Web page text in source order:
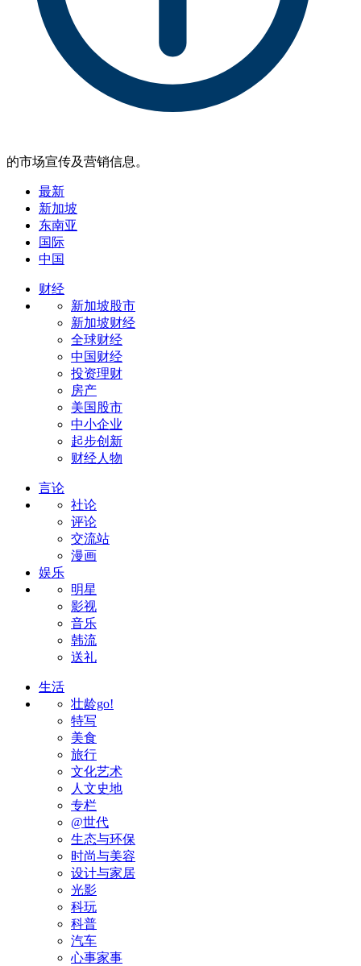
的市场宣传及营销信息。
最新
新加坡
东南亚
国际
中国
财经
新加坡股市
新加坡财经
全球财经
中国财经
投资理财
房产
美国股市
中小企业
起步创新
财经人物
言论
社论
评论
交流站
漫画
娱乐
明星
影视
音乐
韩流
送礼
生活
壮龄go!
特写
美食
旅行
文化艺术
人文史地
专栏
@世代
生态与环保
时尚与美容
设计与家居
光影
科玩
科普
汽车
心事家事